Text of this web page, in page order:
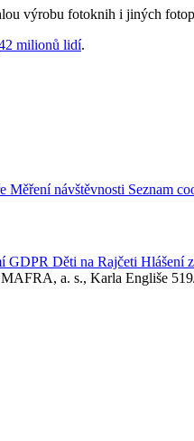
výrobu fotoknih i jiných
milionů lidí.
Měření návštěvnosti Seznam
GDPR Děti na Rajčeti Hlášení
a. s., Karla Engliše